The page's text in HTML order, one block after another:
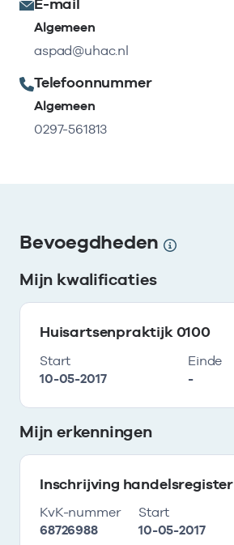
E-mail
Algemeen
aspad@uhac.nl
Telefoonnummer
Algemeen
0297-561813
Bevoegdheden
Mijn kwalificaties
Huisartsenpraktijk 0100
Start
10-05-2017
Einde
-
Mijn erkenningen
Inschrijving handelsregister
KvK-nummer
68726988
Start
10-05-2017